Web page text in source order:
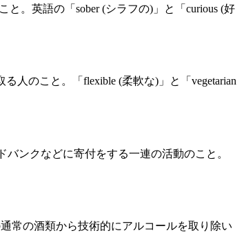
。英語の「sober (シラフの)」と「curious (好
人のこと。「flexible (柔軟な)」と「vegetarian
ンクなどに寄付をする一連の活動のこと。
常の酒類から技術的にアルコールを取り除い